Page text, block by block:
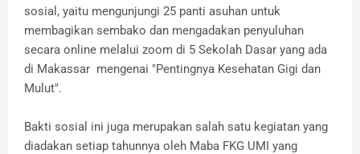
sosial, yaitu mengunjungi 25 panti asuhan untuk
membagikan sembako dan mengadakan penyuluhan
secara online melalui zoom di 5 Sekolah Dasar yang ada
di Makassar mengenai "Pentingnya Kesehatan Gigi dan
Mulut".
Bakti sosial ini juga merupakan salah satu kegiatan yang
diadakan setiap tahunnya oleh Maba FKG UMI yang